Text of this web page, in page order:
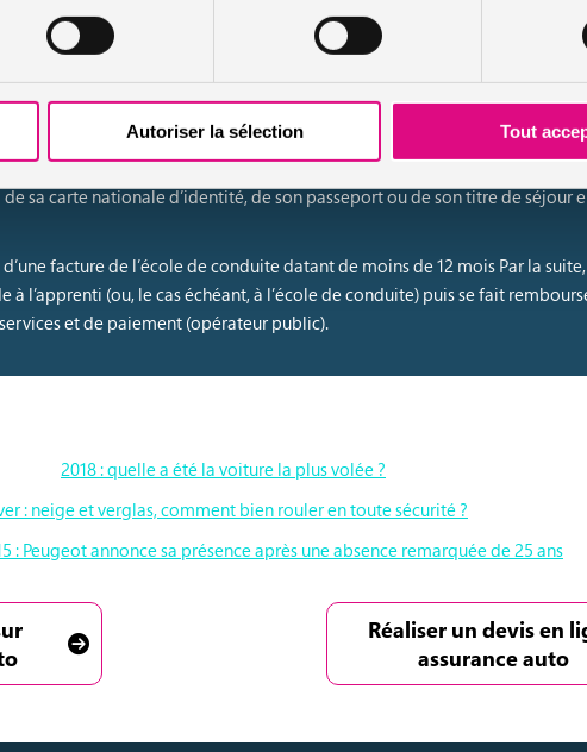
Autoriser la sélection Tout
sa formation que l’apprenti doit transmettre son dossier. Il comprend
sur papier libre et signée par l’apprenti
sa carte nationale d’identité, de son passeport ou de son titre de séjour
facture de l’école de conduite datant de moins de 12 mois Par la suite,
à l’apprenti (ou, le cas échéant, à l’école de conduite) puis se fait
et de paiement (opérateur public).
2018 : quelle a été la voiture la plus volée ?
: neige et verglas, comment bien rouler en toute sécurité ?
: Peugeot annonce sa présence après une absence remarquée de 25 ans
Réaliser un devis en
assurance auto